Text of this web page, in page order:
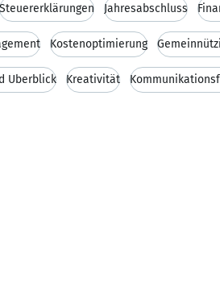
Steuererklärungen Jahresabschluss
Kostenoptimierung
Überblick Kreativität